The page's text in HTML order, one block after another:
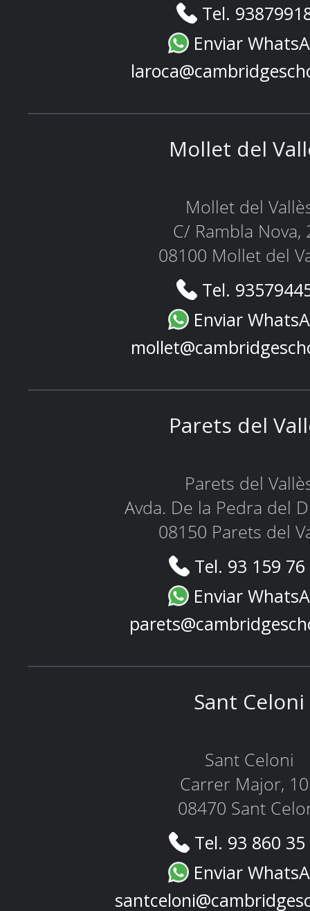
Tel.
Enviar
Mollet del
Mollet del
C/ Rambla Nova,
08100 Mollet del
Tel.
Enviar
Parets del
Parets del
Avda. De la Pedra del
08150 Parets del
Tel. 93 159
Enviar
Sant Celoni
Sant Celoni
Carrer Major,
08470 Sant
Tel. 93 860
Enviar